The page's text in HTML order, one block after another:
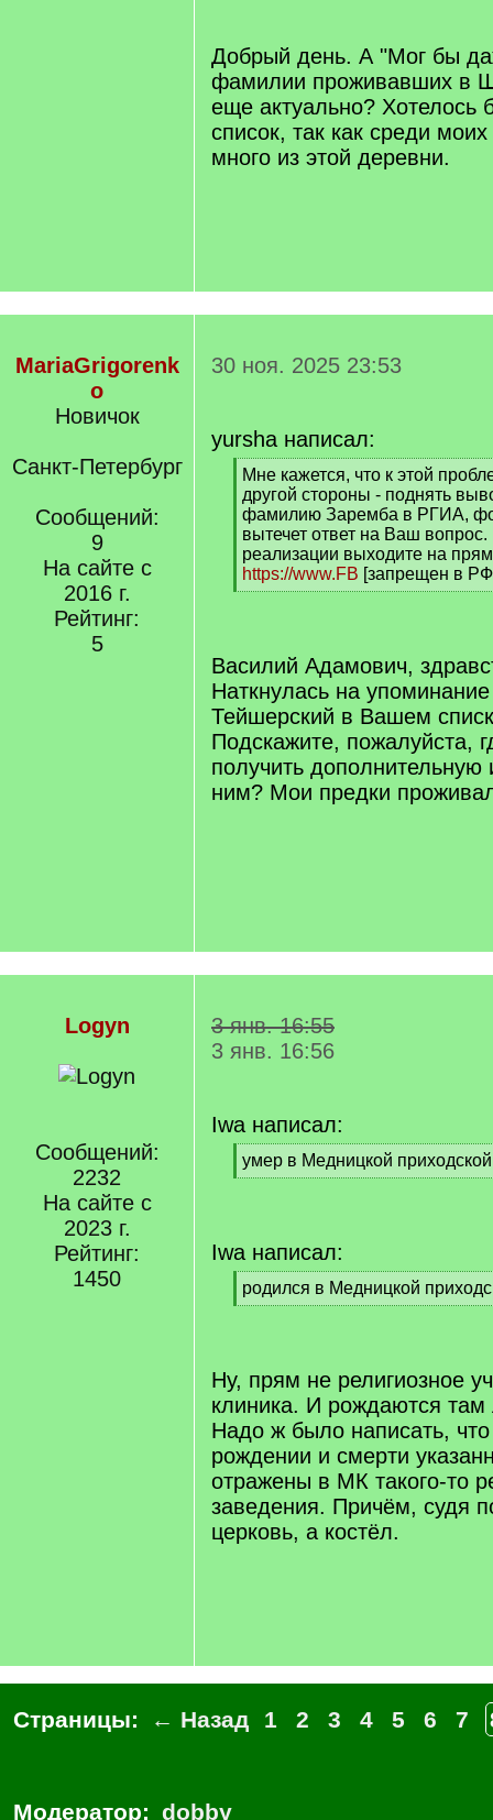
Добрый день. А "Мог бы
фамилии проживавших в
еще актуально? Хотелось
список, так как среди
много из этой деревни.
MariaGrigorenk
o
Новичок
Санкт-Петербург
Сообщений:
9
На сайте с
2016 г.
Рейтинг:
5
30 ноя. 2025 23:53
yursha написал:
[
q
]
Мне кажется, что к этой
другой стороны - поднять
фамилию Заремба в РГИА,
вытечет ответ на Ваш
реализации выходите на
https://www.FB [запрещен в
[
Василий Адамович,
Наткнулась на
Тейшерский в Вашем
Подскажите, пожалуйста,
получить
ним? Мои предки
Logyn
Сообщений:
2232
На сайте с
2023 г.
Рейтинг:
1450
3 янв. 16:55
3 янв. 16:56
Iwa написал:
[
q
умер в Медницкой
[
Iwa написал:
[
q
родился в Медницкой
[
Ну, прям не религиозное
клиника. И рождаются
Надо ж было написать, что
рождении и смерти
отражены в МК такого-то
заведения. Причём, судя
церковь, а костёл.
Страницы: ← Назад 1 2 3 4 5 6 7
Модератор: dobby